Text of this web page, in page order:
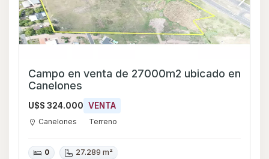
Campo en venta de 27000m2 ubicado en
Canelones
U$S 324.000 VENTA
Canelones Terreno
0 27.289 m²